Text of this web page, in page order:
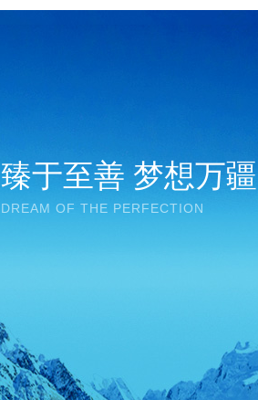
臻于至善 梦想万疆
DREAM OF THE PERFECTION